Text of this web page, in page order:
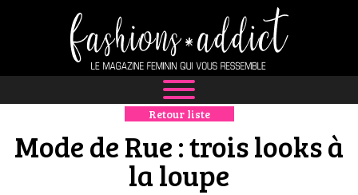
NEWS
MODE
Retour liste
Mode de Rue : trois looks à
la loupe